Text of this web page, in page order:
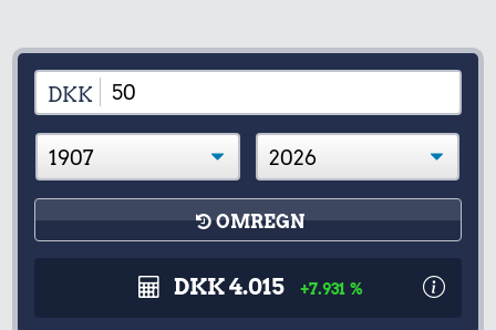
DKK
OMREGN
DKK 4.015 +7.931 %